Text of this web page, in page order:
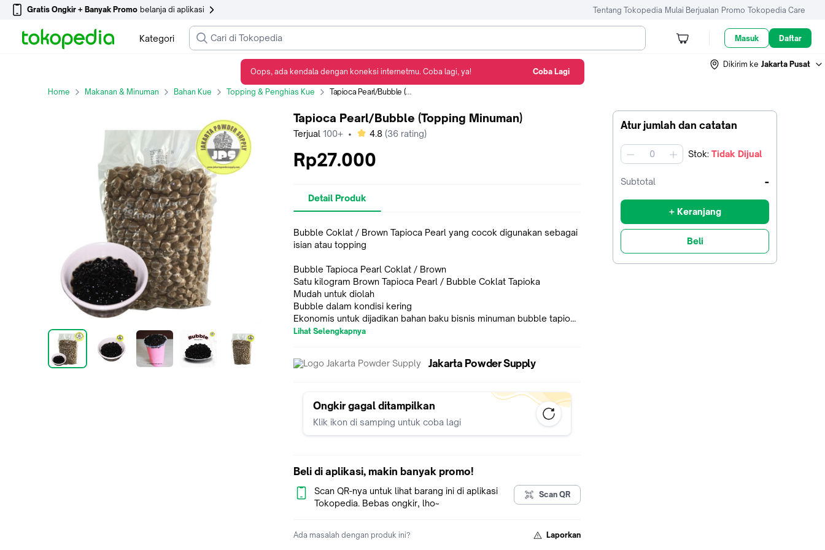
Gratis Ongkir + Banyak Promo belanja di aplikasi Tentang Tokopedia Mulai Berjualan Promo Tokopedia Care
Kategori Masuk Daftar
Dikirim ke Jakarta Pusat
Home Makanan & Minuman Bahan Kue Topping & Penghias Kue Tapioca Pearl/Bubble (Topping Minuman)
Atur jumlah dan catatan
jumlah Stok: Tidak Dijual
Subtotal -
+ Keranjang
Beli
Tapioca Pearl/Bubble (Topping Minuman)
Terjual 100+ • bintang
4.8 (36 rating)
Rp27.000
Detail Produk
Bubble Coklat / Brown Tapioca Pearl yang cocok digunakan sebagai
isian atau topping
Bubble Tapioca Pearl Coklat / Brown
Satu kilogram Brown Tapioca Pearl / Bubble Coklat Tapioka
Mudah untuk diolah
Bubble dalam kondisi kering
Ekonomis untuk dijadikan bahan baku bisnis minuman bubble tapioca
pearl
1. Masak air hingga mendidih
4. Aduk sesekali agar Bubble tidak menempel
5. Tunggu hingga warna Bubble hitam merata, jika belum berwarna
hitam berarti Bubble belum matang sempurna
8. Rendam Bubble matang di dalam air gula
9. Bubble siap di sajikan
Lihat Selengkapnya
Jakarta Powder Supply
Ongkir gagal ditampilkan
Klik ikon di samping untuk coba lagi
Beli di aplikasi, makin banyak promo!
Scan QR-nya untuk lihat barang ini di aplikasi
Tokopedia. Bebas ongkir, lho~
Scan QR
Ada masalah dengan produk ini? Laporkan
Oops, ada kendala dengan koneksi internetmu. Coba lagi, ya! Coba Lagi